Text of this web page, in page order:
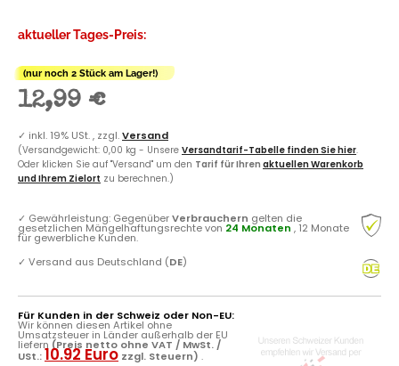
aktueller Tages-Preis:
(nur noch 2 Stück am Lager!)
12,99 €
✓ inkl. 19% USt. , zzgl.Versand
(Versandgewicht: 0,00 kg - Unsere Versandtarif-Tabelle finden Sie hier.
Oder klicken Sie auf "Versand" um den Tarif für Ihren aktuellen Warenkorb
und Ihrem Zielort zu berechnen.)
✓ Gewährleistung: GegenüberVerbrauchern gelten die
gesetzlichen Mängelhaftungsrechte von 24 Monaten , 12 Monate
für gewerbliche Kunden.
✓ Versand aus Deutschland (DE)
Für Kunden in der Schweiz oder Non-EU:
Wir können diesen Artikel ohne
Umsatzsteuer in Länder außerhalb der EU
liefern (Preis netto ohne VAT / MwSt. /
USt.:10.92 Euro zzgl. Steuern) .